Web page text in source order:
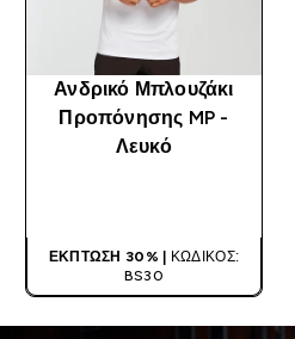
Ανδρικό Μπλουζάκι
Προπόνησης MP -
Λευκό
ΈΚΠΤΩΣΗ 30% | ΚΩΔΙΚΌΣ:
BS30